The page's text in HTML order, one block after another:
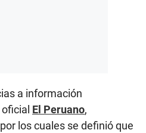
a información
El Peruano,
los cuales se definió que